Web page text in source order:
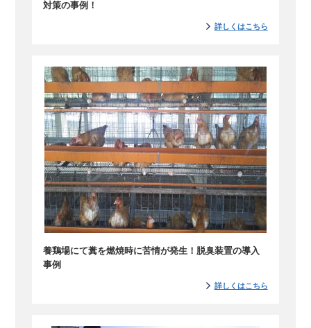
対策の事例！
詳しくはこちら
養鶏場にて糞を燃焼時に苦情が発生！脱臭装置の導入
事例
詳しくはこちら